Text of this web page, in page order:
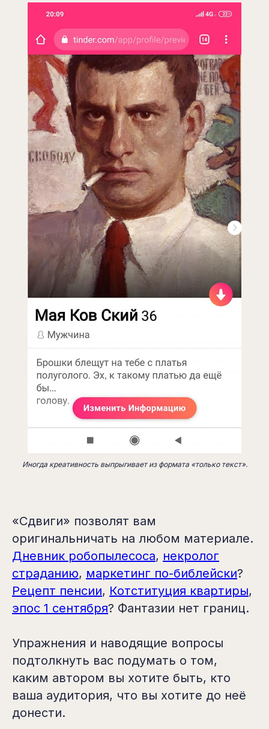
Иногда креативность выпрыгивает из формата «только текст».
«Сдвиги» позволят вам
оригинальничать на любом материале.
Дневник робопылесоса, некролог
страданию, маркетинг по-библейски?
Рецепт пенсии, Котституция квартиры,
эпос 1 сентября? Фантазии нет границ.
Упражнения и наводящие вопросы
подтолкнуть вас подумать о том,
каким автором вы хотите быть, кто
ваша аудитория, что вы хотите до неё
донести.